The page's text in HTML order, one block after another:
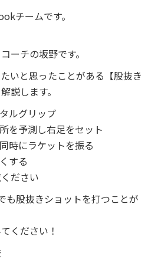
チームです。
チの坂野です。
いと思ったことがある【股抜き
説します。
ルグリップ
を予測し右足をセット
時にラケットを振る
する
ださい
も股抜きショットを打つことが
ください！